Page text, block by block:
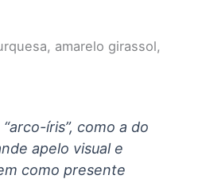
amarelo girassol,
íris”, como a do
apelo visual e
como presente